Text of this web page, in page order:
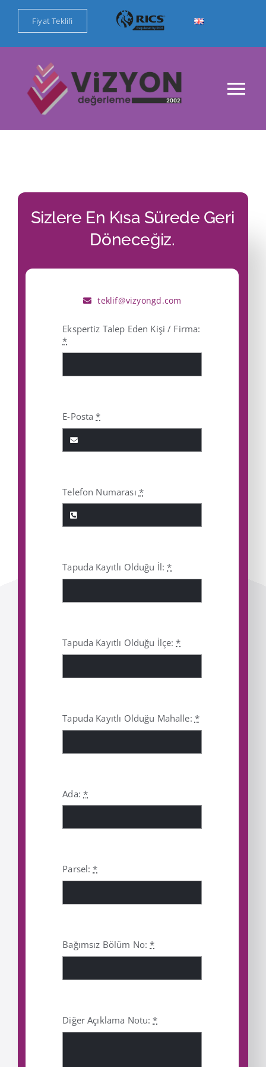
content
Fiyat Teklifi
Ana Sayfa
Sizlere En Kısa Sürede Geri
Döneceğiz.
teklif@vizyongd.com
Ekspertiz Talep Eden Kişi / Firma:
*
E-Posta*
Telefon Numarası *
Tapuda Kayıtlı Olduğu İl:*
Tapuda Kayıtlı Olduğu İlçe:*
Tapuda Kayıtlı Olduğu Mahalle: *
Ada:*
Parsel:*
Bağımsız Bölüm No:*
Diğer Açıklama Notu:*